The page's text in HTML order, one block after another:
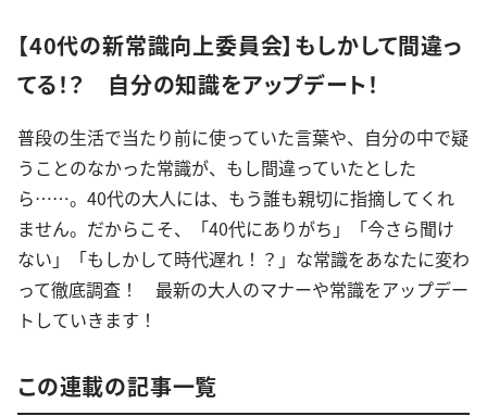
【40代の新常識向上委員会】もしかして間違っ
てる！？ 自分の知識をアップデート！
普段の生活で当たり前に使っていた言葉や、自分の中で疑
うことのなかった常識が、もし間違っていたとした
ら……。40代の大人には、もう誰も親切に指摘してくれ
ません。だからこそ、「40代にありがち」「今さら聞け
ない」「もしかして時代遅れ！？」な常識をあなたに変わ
って徹底調査！ 最新の大人のマナーや常識をアップデー
トしていきます！
この連載の記事一覧